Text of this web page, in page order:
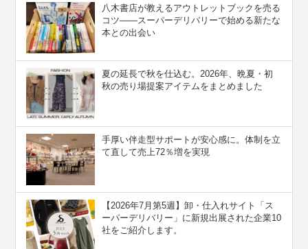
八木書店が教えるアウトレットブックを売る
コツ――スーパーデリバリーで始める新たな
本との出会い
夏の延長で秋を仕込む。2026年、晩夏・初
秋の売り場提案アイテムをまとめました
手厚い伴走型サポートが安心感に。体制を立
て直して売上72％増を実現
【2026年7月第5週】卸・仕入れサイト「ス
ーパーデリバリー」に新規出展された企業10
社をご紹介します。